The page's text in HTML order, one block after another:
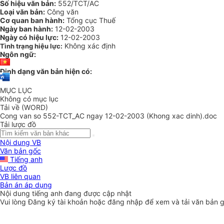
Số hiệu văn bản: 552/TCT/AC
Loại văn bản: Công văn
Cơ quan ban hành: Tổng cục Thuế
Ngày ban hành: 12-02-2003
Ngày có hiệu lực: 12-02-2003
Tình trạng hiệu lực: Không xác định
Ngôn ngữ:
Định dạng văn bản hiện có:
MỤC LỤC
Không có mục lục
Tải về (WORD)
Cong van so 552-TCT_AC ngay 12-02-2003 (Khong xac dinh).doc
Tải lược đồ
Nội dung VB
Văn bản gốc
Tiếng anh
Lược đồ
VB liên quan
Bản án áp dụng
Nội dung tiếng anh đang được cập nhật
Vui lòngĐăng ký tài khoản hoặc đăng nhập để xem và tải văn bản